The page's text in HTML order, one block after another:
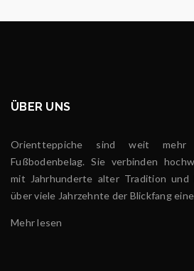
ÜBER UNS
Orientteppiche sind weit
Fußbodenbelag. Sie verbinden
mit Jahrhunderte alter Tradition
über viele Jahrzehnte der Blickfang
Mehr lesen